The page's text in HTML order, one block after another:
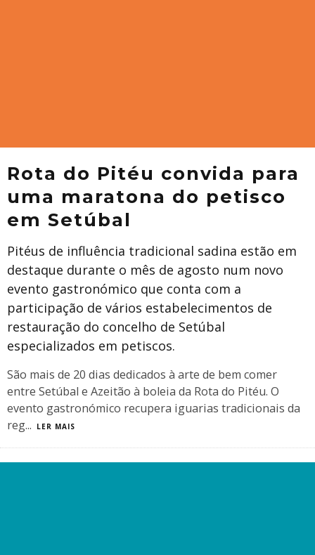
Rota do Pitéu convida para
uma maratona do petisco
em Setúbal
Pitéus de influência tradicional sadina estão em
destaque durante o mês de agosto num novo
evento gastronómico que conta com a
participação de vários estabelecimentos de
restauração do concelho de Setúbal
especializados em petiscos.
São mais de 20 dias dedicados à arte de bem comer
entre Setúbal e Azeitão à boleia da Rota do Pitéu. O
evento gastronómico recupera iguarias tradicionais da
reg... LER MAIS